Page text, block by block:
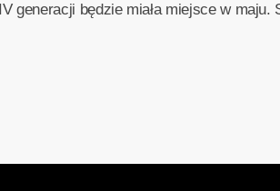
generacji będzie miała miejsce w